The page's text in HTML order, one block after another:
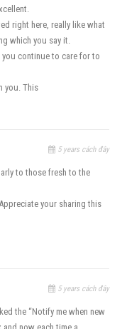
right here, really like what
which you say it.
you continue to care for to
you. This
5 years cách đây
to those fresh to the
your sharing this
5 years cách đây
the “Notify me when new